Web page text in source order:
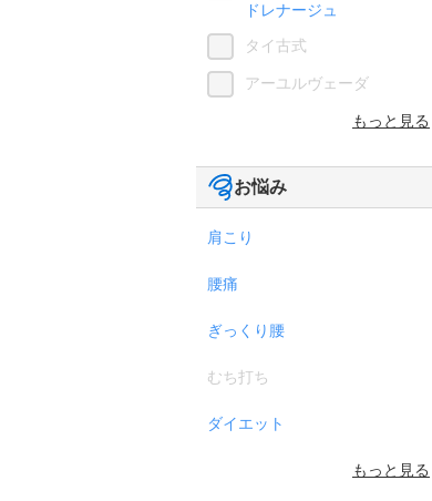
ドレナージュ
タイ古式
アーユルヴェーダ
もっと見る
お悩み
肩こり
腰痛
ぎっくり腰
むち打ち
ダイエット
もっと見る